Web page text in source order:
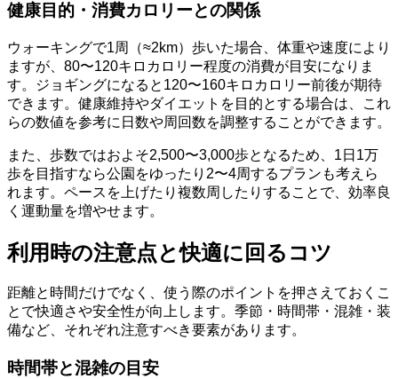
健康目的・消費カロリーとの関係
ウォーキングで1周（≈2km）歩いた場合、体重や速度により
ますが、80〜120キロカロリー程度の消費が目安になりま
す。ジョギングになると120〜160キロカロリー前後が期待
できます。健康維持やダイエットを目的とする場合は、これ
らの数値を参考に日数や周回数を調整することができます。
また、歩数ではおよそ2,500〜3,000歩となるため、1日1万
歩を目指すなら公園をゆったり2〜4周するプランも考えら
れます。ペースを上げたり複数周したりすることで、効率良
く運動量を増やせます。
利用時の注意点と快適に回るコツ
距離と時間だけでなく、使う際のポイントを押さえておくこ
とで快適さや安全性が向上します。季節・時間帯・混雑・装
備など、それぞれ注意すべき要素があります。
時間帯と混雑の目安